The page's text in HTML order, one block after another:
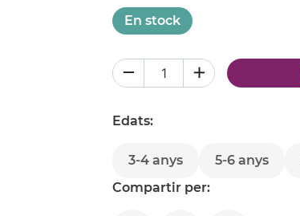
En stock
Edats:
3-4 anys 5-6 anys
Compartir per: